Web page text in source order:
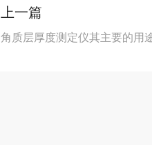
上一篇
角质层厚度测定仪其主要的用